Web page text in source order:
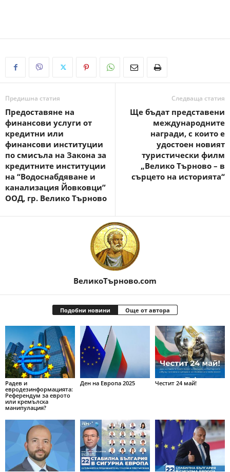
Предишна статия
Предоставяне на
финансови услуги от
кредитни или
финансови институции
по смисъла на Закона за
кредитните институции
на “Водоснабдяване и
канализация Йовковци”
ООД, гр. Велико Търново
Следваща статия
Ще бъдат представени
международните
награди, с които е
удостоен новият
туристически филм
„Велико Търново – в
сърцето на историята“
ВеликоТърново.com
Подобни новини Още от автора
Радев и
евродезинформацията:
Референдум за еврото
или кремълска
манипулация?
Ден на Европа 2025 Честит 24 май!